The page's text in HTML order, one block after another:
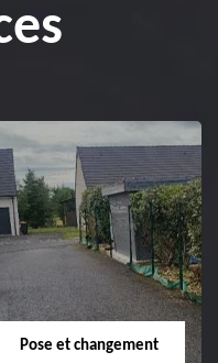
Pose et changement